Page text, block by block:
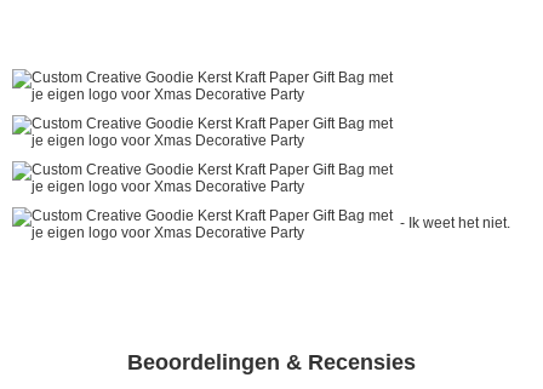
- Ik weet het niet.
Beoordelingen & Recensies